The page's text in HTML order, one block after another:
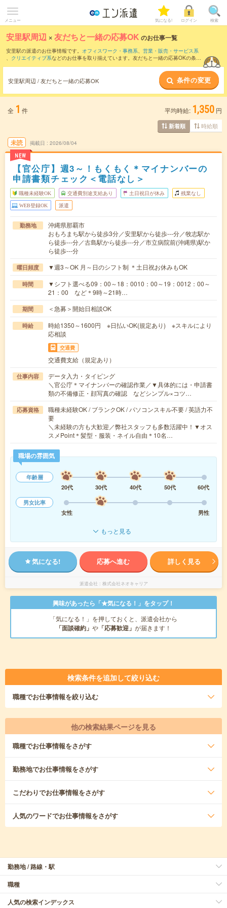
メニュー 気になる! ログイン 検索
安里駅周辺 ×友だちと一緒の応募OK のお仕事一覧
安里駅の派遣のお仕事情報です。 オフィスワーク・事務系、 営業・販売・サービス系
、 クリエイティブ系などのお仕事を取り揃えています。友だちと一緒の応募OKの条件
安里駅周辺 / 友だちと一緒の応募OK 条件の変更
全 1 件 平均時給: 1,350 円
新着順 時給順
未読
NEW
掲載日 2026/08/04
【官公庁】週3～！もくもく＊マイナンバーの
申請書類チェック＜電話なし＞
職種未経験OK 交通費別途支給あり 土日祝日が休み 残業なし
WEB登録OK 派遣
勤務地
沖縄県那覇市
おもろまち駅から徒歩3分／安里駅から徒歩---分／牧志駅か
ら徒歩---分／古島駅から徒歩---分／市立病院前(沖縄県)駅か
ら徒歩---分
曜日頻度 ▼週3～OK 月～日のシフト制 ＊土日祝お休みもOK
時間
▼シフト選べる09：00～18：0010：00～19：0012：00～
21：00 など＊9時～21時…
期間 ＜急募＞開始日相談OK
時給
時給1350～1600円 ※日払いOK(規定あり) ※スキルにより
応相談
交通費
交通費支給（規定あり）
仕事内容
データ入力・タイピング
＼官公庁＊マイナンバーの確認作業／▼具体的には・申請書
類の不備修正・顔写真の確認 などシンプル×コツ…
応募資格
職種未経験OK / ブランクOK / パソコンスキル不要 / 英語力不
要
＼未経験の方も大歓迎／弊社スタッフも多数活躍中！▼オス
スメPoint＊髪型・服装・ネイル自由＊10名…
職場の雰囲気
年齢層
20代
30代 40代 50代
60代
男女比率
女性
男性
もっと見る
気になる! 応募へ進む 詳しく見る
派遣会社 株式会社ネオキャリア
興味があったら「★気になる！」をタップ！
「気になる！」を押しておくと、派遣会社から
「面談確約」 や 「応募歓迎」 が届きます！
検索条件を追加して絞り込む
職種でお仕事情報を絞り込む
他の検索結果ページを見る
職種でお仕事情報をさがす
勤務地でお仕事情報をさがす
こだわりでお仕事情報をさがす
人気のワードでお仕事情報をさがす
勤務地 / 路線・駅
職種
人気の検索インデックス